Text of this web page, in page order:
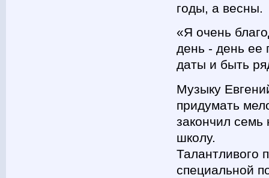
годы, а весны.
«Я очень
день - день ее
даты и быть
Музыку
придумать
закончил
школу.
Талантливого
специальной